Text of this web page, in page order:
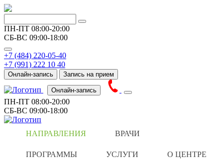
ПН-ПТ 08:00-20:00
СБ-ВС 09:00-18:00
+7 (484) 220-05-40
+7 (991) 222 10 40
Онлайн-запись Запись на прием
Онлайн-запись
ПН-ПТ 08:00-20:00
СБ-ВС 09:00-18:00
НАПРАВЛЕНИЯ ВРАЧИ
ПРОГРАММЫ УСЛУГИ О ЦЕНТРЕ